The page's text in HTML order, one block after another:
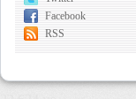
Facebook
RSS